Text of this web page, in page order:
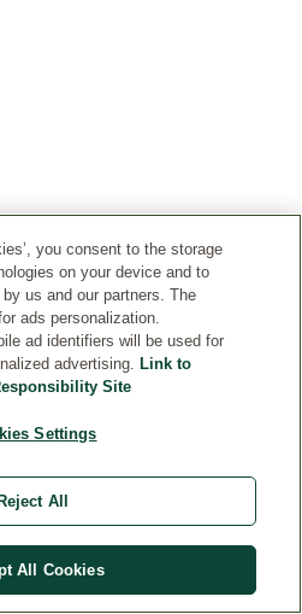
you consent to the storage
on your device and to
us and our partners. The
ads personalization.
ad identifiers will be used for
advertising. Link to
Site
Settings
Reject All
All Cookies